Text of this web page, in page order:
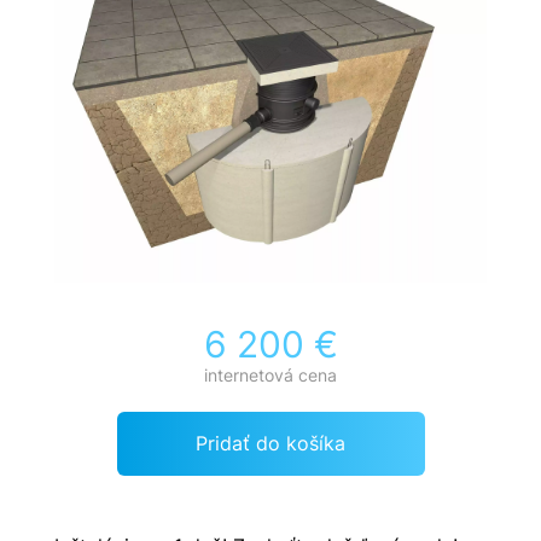
6 200 €
internetová cena
Pridať do košíka